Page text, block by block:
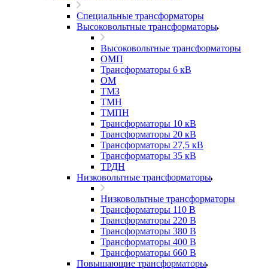
Специальные трансформаторы
Высоковольтные трансформаторы
Высоковольтные трансформаторы
ОМП
Трансформаторы 6 кВ
ОМ
ТМЗ
ТМН
ТМПН
Трансформаторы 10 кВ
Трансформаторы 20 кВ
Трансформаторы 27,5 кВ
Трансформаторы 35 кВ
ТРДН
Низковольтные трансформаторы
Низковольтные трансформаторы
Трансформаторы 110 В
Трансформаторы 220 В
Трансформаторы 380 В
Трансформаторы 400 В
Трансформаторы 660 В
Повышающие трансформаторы